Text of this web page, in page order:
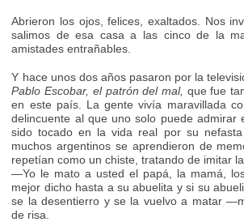
Abrieron los ojos, felices, exaltados. Nos
salimos de esa casa a las cinco de la
amistades entrañables.
Y hace unos dos años pasaron por la
Pablo Escobar, el patrón del mal, que fue
en este país. La gente vivía maravillada
delincuente al que uno solo puede admirar
sido tocado en la vida real por su nefasta
muchos argentinos se aprendieron de
repetían como un chiste, tratando de imitar
—Yo le mato a usted el papá, la mamá,
mejor dicho hasta a su abuelita y si su
se la desentierro y se la vuelvo a matar
de risa.